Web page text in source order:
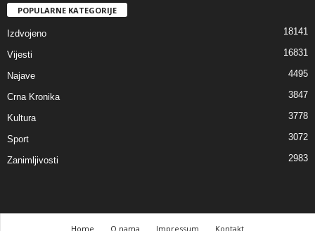
POPULARNE KATEGORIJE
Izdvojeno 18141
Vijesti 16831
Najave 4495
Crna Kronika 3847
Kultura 3778
Sport 3072
Zanimljivosti 2983
Home O nama Impressum Kontakt